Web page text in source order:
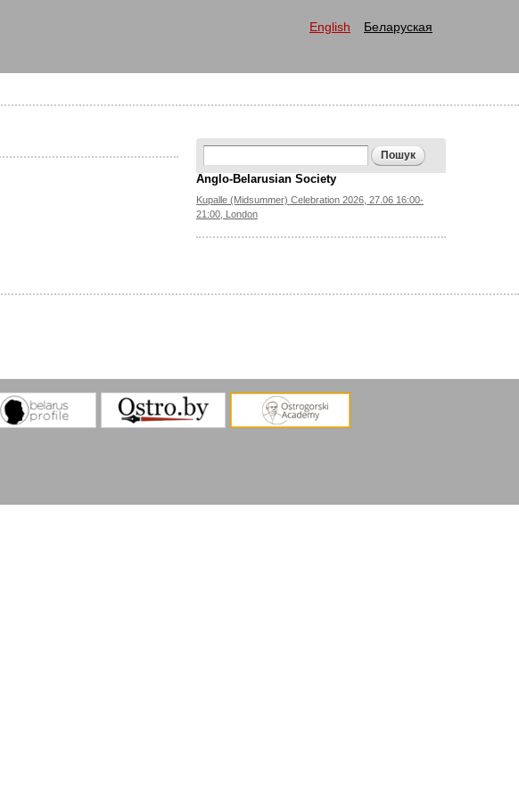
English Беларуская
Search form
Anglo-Belarusian Society
Kupalle (Midsummer) Celebration 2026, 27.06 16:00-
21:00, London